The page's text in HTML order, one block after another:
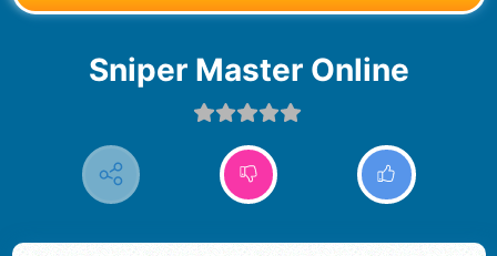
Sniper Master Online